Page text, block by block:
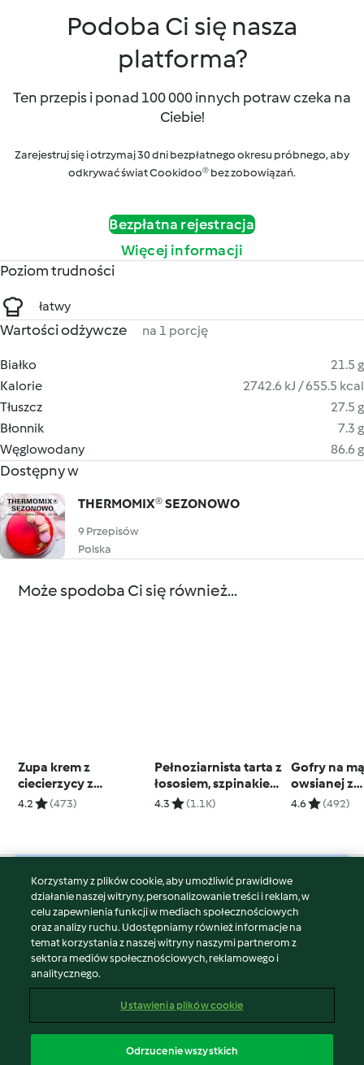
Podoba Ci się nasza
platforma?
Ten przepis i ponad 100 000 innych potraw czeka na
Ciebie!
Zarejestruj się i otrzymaj 30 dni bezpłatnego okresu próbnego, aby
odkrywać świat Cookidoo® bez zobowiązań.
Bezpłatna rejestracja
Więcej informacji
Poziom trudności
łatwy
Wartości odżywcze na 1 porcję
Białko
21.5 g
Kalorie
2742.6 kJ / 655.5 kcal
Tłuszcz
27.5 g
Błonnik
7.3 g
Węglowodany
86.6 g
Dostępny w
THERMOMIX® SEZONOWO
9 Przepisów
Polska
Może spodoba Ci się również...
Zupa krem z
ciecierzycy z
czosnkiem
4.2 (473)
Pełnoziarnista tarta z
łososiem, szpinakiem
i pomidorkami
4.3 (1.1K)
Gofry na
owsianej z
bazyliowym
4.6 (492)
© Copyright 2026
Warunki korzystania
Polityka prywatności
Disclaimer
Znak wydawcy
Zgłoś treść
Korzystamy z plików cookie, aby umożliwić prawidłowe
działanie naszej witryny, personalizowanie treści i reklam, w
celu zapewnienia funkcji w mediach społecznościowych
oraz analizy ruchu. Udostępniamy również informacje na
temat korzystania z naszej witryny naszymi partnerom z
sektora mediów społecznościowych, reklamowego i
analitycznego.
Ustawienia plików cookie
Odrzucenie wszystkich